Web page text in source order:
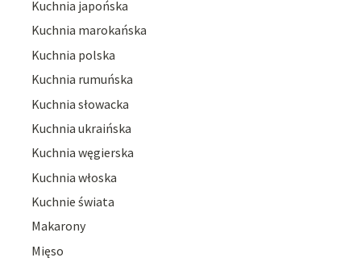
Kuchnia japońska
Kuchnia marokańska
Kuchnia polska
Kuchnia rumuńska
Kuchnia słowacka
Kuchnia ukraińska
Kuchnia węgierska
Kuchnia włoska
Kuchnie świata
Makarony
Mięso